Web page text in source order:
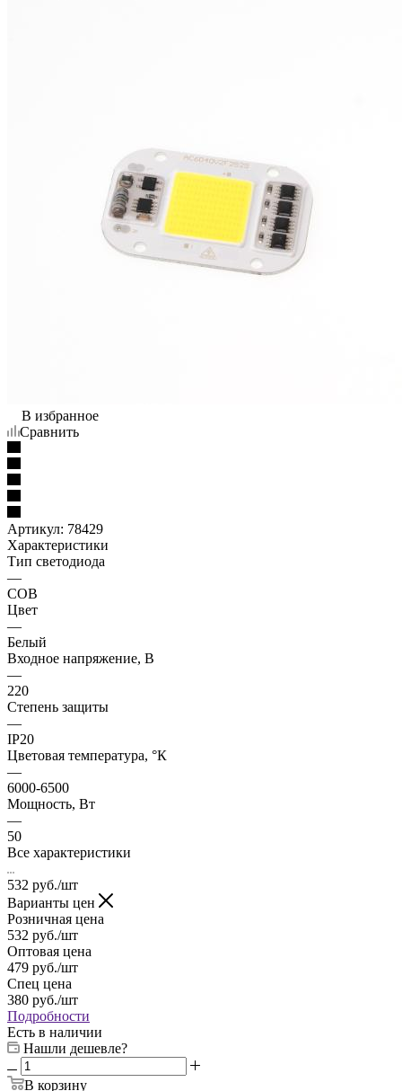
В избранное
Сравнить
Артикул: 78429
Характеристики
Тип светодиода
—
COB
Цвет
—
Белый
Входное напряжение, В
—
220
Степень защиты
—
IP20
Цветовая температура, °К
—
6000-6500
Мощность, Вт
—
50
Все характеристики
532 руб./шт
Варианты цен
Розничная цена
532 руб./шт
Оптовая цена
479 руб./шт
Спец цена
380 руб./шт
Подробности
Есть в наличии
Нашли дешевле?
В корзину